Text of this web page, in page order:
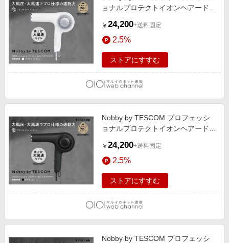
ョナルプロテクトイオンヘアードラ
アッシュ
￥ 24,200+送料固定
2.5%
ストアにすすむ
Nobby by TESCOM プロフェッシ
ョナルプロテクトイオンヘアードラ
￥ 24,200+送料固定
2.5%
ストアにすすむ
Nobby by TESCOM プロフェッシ